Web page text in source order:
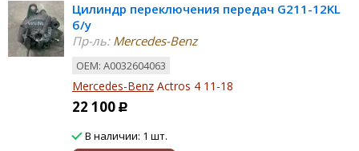
Цилиндр переключения передач G211-12KL
б/у
Пр-ль:Mercedes-Benz
ОЕМ: A0032604063
Mercedes-Benz Actros 4 11-18
22 100 Р
В наличии: 1 шт.